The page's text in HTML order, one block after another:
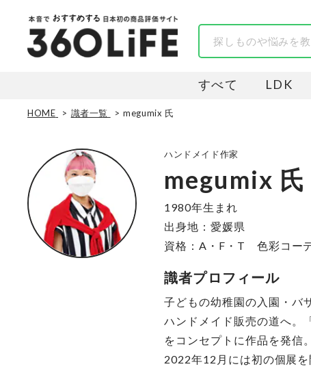
すべて LDK
HOME 識者一覧 megumix 氏
ハンドメイド作家
megumix 氏
1980年生まれ
出身地：愛媛県
資格：A・F・T 色彩コー
識者プロフィール
子どもの幼稚園の入園・バ
ハンドメイド販売の道へ。
をコンセプトに作品を発信
2022年12月には初の個展